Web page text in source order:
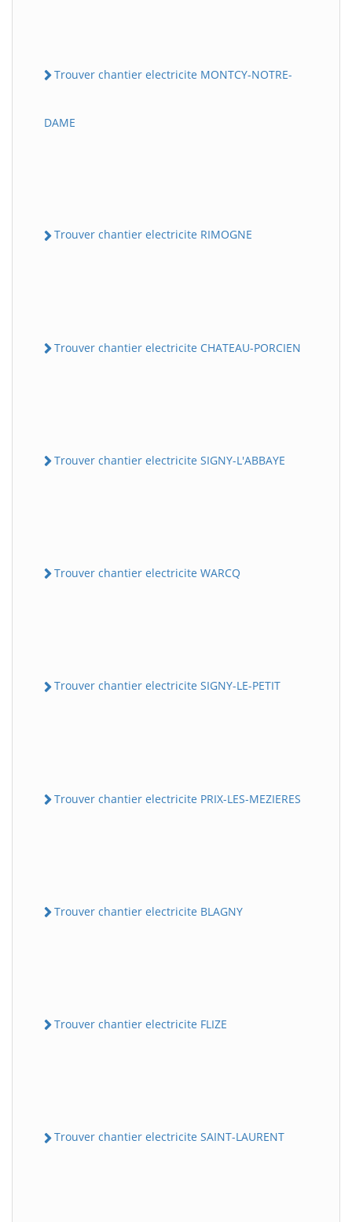
Trouver chantier electricite MONTCY-NOTRE-
DAME
Trouver chantier electricite RIMOGNE
Trouver chantier electricite CHATEAU-PORCIEN
Trouver chantier electricite SIGNY-L'ABBAYE
Trouver chantier electricite WARCQ
Trouver chantier electricite SIGNY-LE-PETIT
Trouver chantier electricite PRIX-LES-MEZIERES
Trouver chantier electricite BLAGNY
Trouver chantier electricite FLIZE
Trouver chantier electricite SAINT-LAURENT